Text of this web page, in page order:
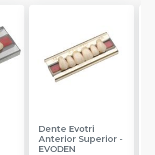
Dente Evotri
Anterior Superior-
EVODEN